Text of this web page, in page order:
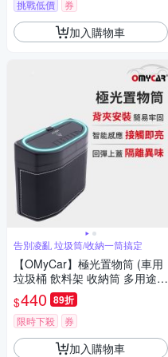
挑戰低價 券
加入購物車
告別凌亂 垃圾筒/收納一筒搞定
【OMyCar】極光置物筒 (車用
垃圾桶 飲料架 收納筒 多用途車
內收納杯 背夾安裝一插即用)
$440 89折
限時下殺 券
加入購物車